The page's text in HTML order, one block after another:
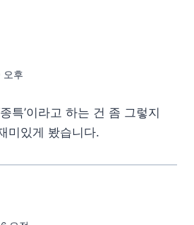
오후
특’이라고 하는 건 좀 그렇지
미있게 봤습니다.